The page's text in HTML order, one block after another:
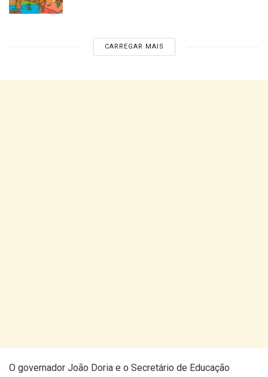
CARREGAR MAIS
O governador João Doria e o Secretário de Educação